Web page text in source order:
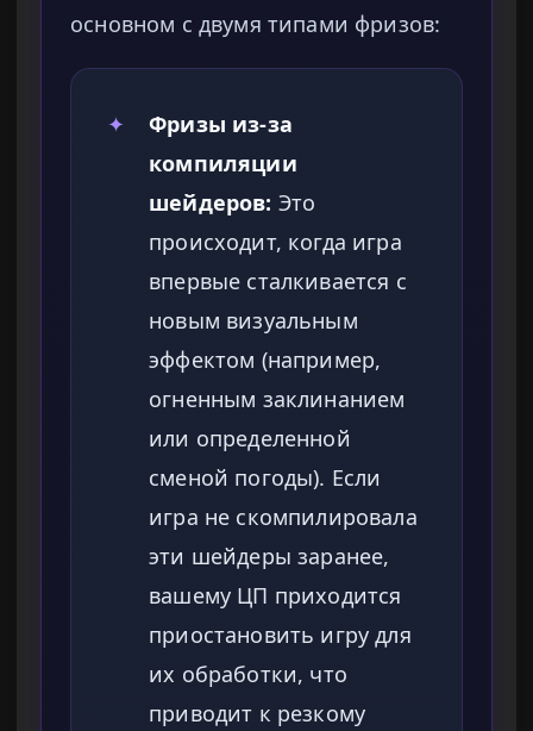
основном с двумя типами фризов:
✦
Фризы из-за
компиляции
шейдеров: Это
происходит, когда игра
впервые сталкивается с
новым визуальным
эффектом (например,
огненным заклинанием
или определенной
сменой погоды). Если
игра не скомпилировала
эти шейдеры заранее,
вашему ЦП приходится
приостановить игру для
их обработки, что
приводит к резкому